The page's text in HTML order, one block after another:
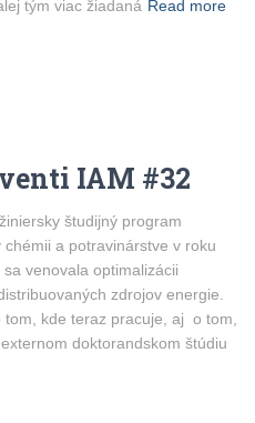
tým viac žiadaná Read more
IAM #32
študijný program
a potravinárstve v roku
venovala optimalizácii
zdrojov energie.
kde teraz pracuje, aj o tom,
doktorandskom štúdiu